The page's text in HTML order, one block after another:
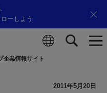
ーしよう
企業情報サイト
2011年5月20日